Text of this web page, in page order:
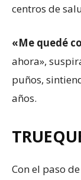
centros de
«Me quedé
ahora»,
puños,
años.
Con el paso